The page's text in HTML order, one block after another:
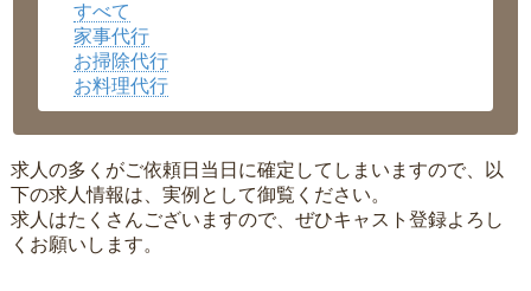
沖縄県
すべて
家事代行
お掃除代行
お料理代行
求人の多くがご依頼日当日に確定してしまいますので、以
下の求人情報は、実例として御覧ください。
求人はたくさんございますので、ぜひキャスト登録よろし
くお願いします。